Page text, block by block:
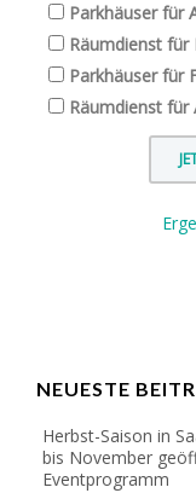
Parkhäuser für
Räumdienst für
Parkhäuser für
Räumdienst
NEUESTE
Herbst-Saison in
bis November
Eventprogramm